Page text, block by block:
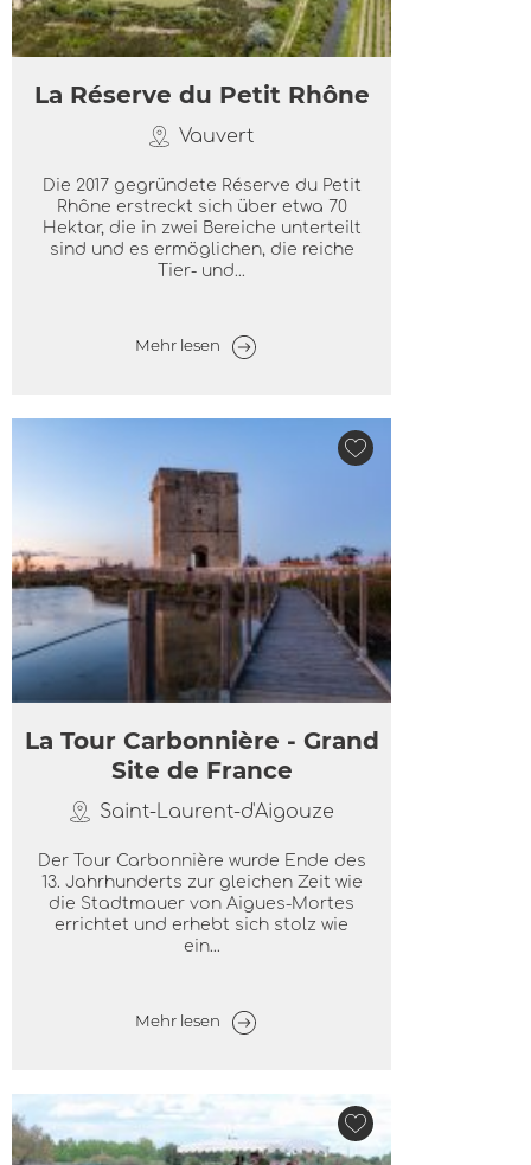
La Réserve du Petit Rhône
Vauvert
Die 2017 gegründete Réserve du Petit
Rhône erstreckt sich über etwa 70
Hektar, die in zwei Bereiche unterteilt
sind und es ermöglichen, die reiche
Tier- und...
Mehr lesen
La Tour Carbonnière - Grand
Site de France
Saint-Laurent-d'Aigouze
Der Tour Carbonnière wurde Ende des
13. Jahrhunderts zur gleichen Zeit wie
die Stadtmauer von Aigues-Mortes
errichtet und erhebt sich stolz wie
ein...
Mehr lesen